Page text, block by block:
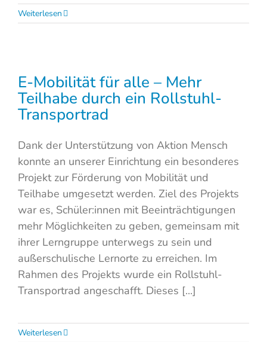
Weiterlesen
E-Mobilität für alle – Mehr
Teilhabe durch ein Rollstuhl-
Transportrad
Dank der Unterstützung von Aktion Mensch
konnte an unserer Einrichtung ein besonderes
Projekt zur Förderung von Mobilität und
Teilhabe umgesetzt werden. Ziel des Projekts
war es, Schüler:innen mit Beeinträchtigungen
mehr Möglichkeiten zu geben, gemeinsam mit
ihrer Lerngruppe unterwegs zu sein und
außerschulische Lernorte zu erreichen. Im
Rahmen des Projekts wurde ein Rollstuhl-
Transportrad angeschafft. Dieses [...]
Weiterlesen